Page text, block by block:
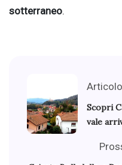
sotterraneo.
Scopri
vale